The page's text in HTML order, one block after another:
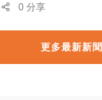
0 分享
更多最新新聞